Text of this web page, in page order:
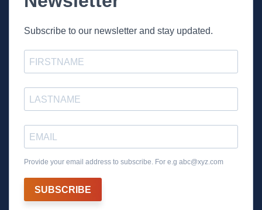
Subscribe to our newsletter and stay updated.
Provide your email address to subscribe. For e.g abc@xyz.com
SUBSCRIBE